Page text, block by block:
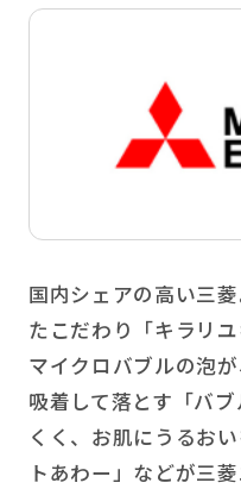
国内シェアの高い三
たこだわり「キラリ
マイクロバブルの泡
吸着して落とす「バ
くく、お肌にうるお
トあわー」などが三